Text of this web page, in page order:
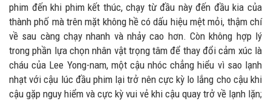
phim đến khi phim kết thúc, chạy từ đầu này đến đầu kia của
thành phố mà trên mặt không hề có dấu hiệu mệt mỏi, thậm chí
về sau càng chạy nhanh và nhảy cao hơn. Còn không hợp lý
trong phần lựa chọn nhân vật trọng tâm để thay đổi cảm xúc là
cháu của Lee Yong-nam, một cậu nhóc chẳng hiểu vì sao lạnh
nhạt với cậu lúc đầu phim lại trở nên cực kỳ lo lắng cho cậu khi
cậu gặp nguy hiểm và cực kỳ vui vẻ khi cậu quay trở về lạnh lặn;